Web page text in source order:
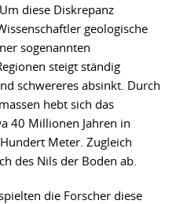
diese Diskrepanz
geologische
sogenannten
steigt ständig
schwereres absinkt. Durch
hebt sich das
40 Millionen Jahren in
Meter. Zugleich
des Nils der Boden ab.
die Forscher diese